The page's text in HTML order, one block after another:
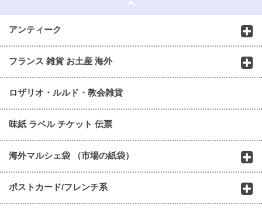
アンティーク
フランス 雑貨 お土産 海外
ロザリオ・ルルド・教会雑貨
味紙 ラベル チケット 伝票
海外マルシェ袋 （市場の紙袋）
ポストカード/フレンチ系